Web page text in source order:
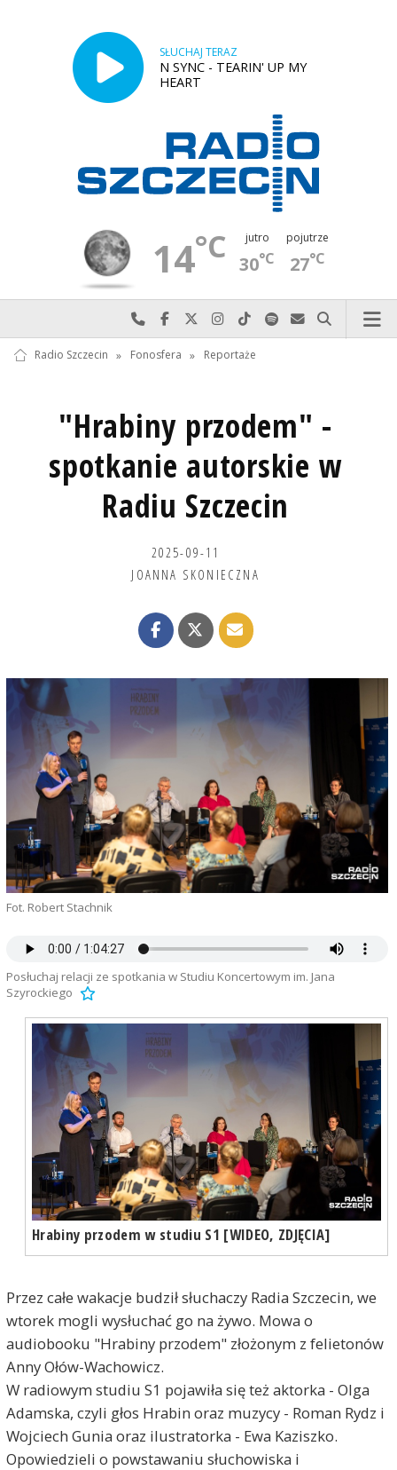
SŁUCHAJ TERAZ
N SYNC - TEARIN' UP MY
HEART
14°C jutro
30°C
pojutrze
27°C
Najlepiej po prostu do nas zadzwoń
Odwiedź nas na Facebook-u
Odwiedź nas na X
Odwiedź nas na Instagram-ie
Odwiedź nas na TikTok-u
Szukaj nas na Spotify
Wyślij do nas
Szukaj
Radio Szczecin » Fonosfera » Reportaże
"Hrabiny przodem" -
spotkanie autorskie w
Radiu Szczecin
2025-09-11
JOANNA SKONIECZNA
Fot. Robert Stachnik
Posłuchaj relacji ze spotkania w Studiu Koncertowym im. Jana
Szyrockiego
Hrabiny przodem w studiu S1 [WIDEO, ZDJĘCIA]
Przez całe wakacje budził słuchaczy Radia Szczecin, we
wtorek mogli wysłuchać go na żywo. Mowa o
audiobooku "Hrabiny przodem" złożonym z felietonów
Anny Ołów-Wachowicz.
W radiowym studiu S1 pojawiła się też aktorka - Olga
Adamska, czyli głos Hrabin oraz muzycy - Roman Rydz i
Wojciech Gunia oraz ilustratorka - Ewa Kaziszko.
Opowiedzieli o powstawaniu słuchowiska i